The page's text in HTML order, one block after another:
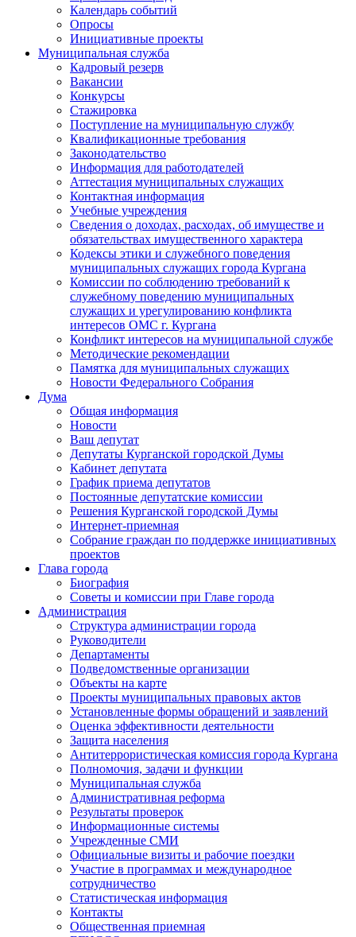
Календарь событий
Опросы
Инициативные проекты
Муниципальная служба
Кадровый резерв
Вакансии
Конкурсы
Стажировка
Поступление на муниципальную службу
Квалификационные требования
Законодательство
Информация для работодателей
Аттестация муниципальных служащих
Контактная информация
Учебные учреждения
Сведения о доходах, расходах, об имуществе и
обязательствах имущественного характера
Кодексы этики и служебного поведения
муниципальных служащих города Кургана
Комиссии по соблюдению требований к
служебному поведению муниципальных
служащих и урегулированию конфликта
интересов ОМС г. Кургана
Конфликт интересов на муниципальной службе
Методические рекомендации
Памятка для муниципальных служащих
Новости Федерального Cобрания
Дума
Общая информация
Новости
Ваш депутат
Депутаты Курганской городской Думы
Кабинет депутата
График приема депутатов
Постоянные депутатские комиссии
Решения Курганской городской Думы
Интернет-приемная
Собрание граждан по поддержке инициативных
проектов
Глава города
Биография
Советы и комиссии при Главе города
Администрация
Структура администрации города
Руководители
Департаменты
Подведомственные организации
Объекты на карте
Проекты муниципальных правовых актов
Установленные формы обращений и заявлений
Оценка эффективности деятельности
Защита населения
Антитеррористическая комиссия города Кургана
Полномочия, задачи и функции
Муниципальная служба
Административная реформа
Результаты проверок
Информационные системы
Учрежденные СМИ
Официальные визиты и рабочие поездки
Участие в программах и международное
сотрудничество
Статистическая информация
Контакты
Общественная приемная